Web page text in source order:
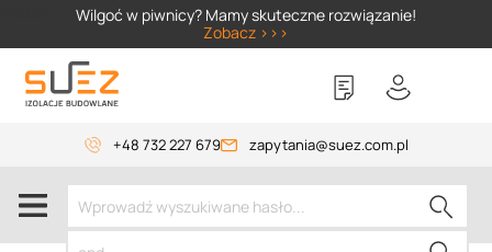
Wilgoć w piwnicy? Mamy skuteczne rozwiązanie!
Zobacz >>>
+48 732 227 679 zapytania@suez.com.pl